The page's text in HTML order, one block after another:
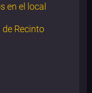
en el local
Recinto